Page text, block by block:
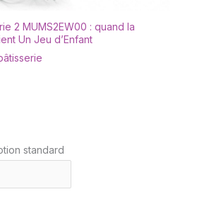
2 MUMS2EW00 : quand la
Un Jeu d’Enfant